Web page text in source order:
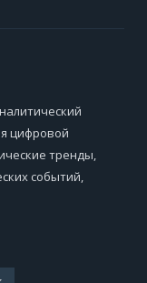
цифровой
тренды,
событий,